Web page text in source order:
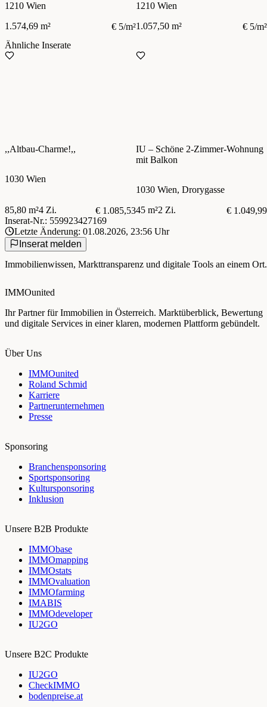
1210 Wien
1.574,69 m²
€ 5/m²
1210 Wien
1.057,50 m²
€ 5/m²
Ähnliche Inserate
,,Altbau-Charme!,,
1030 Wien
85,80 m²4 Zi. € 1.085,53
IU – Schöne 2-Zimmer-Wohnung
mit Balkon
1030 Wien, Drorygasse
45 m²2 Zi.
€ 1.049,99
Inserat-Nr.: 559923427169
Letzte Änderung: 01.08.2026, 23:56 Uhr
Inserat melden
Immobilienwissen, Markttransparenz und digitale Tools an einem Ort.
IMMOunited
Ihr Partner für Immobilien in Österreich. Marktüberblick, Bewertung
und digitale Services in einer klaren, modernen Plattform gebündelt.
Über Uns
IMMOunited
Roland Schmid
Karriere
Partnerunternehmen
Presse
Sponsoring
Branchensponsoring
Sportsponsoring
Kultursponsoring
Inklusion
Unsere B2B Produkte
IMMObase
IMMOmapping
IMMOstats
IMMOvaluation
IMMOfarming
IMABIS
IMMOdeveloper
IU2GO
Unsere B2C Produkte
IU2GO
CheckIMMO
bodenpreise.at